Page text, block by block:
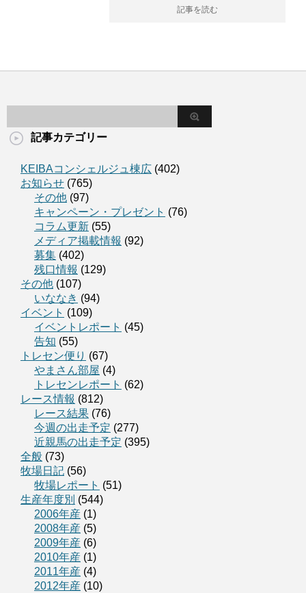
記事を読む
記事カテゴリー
KEIBAコンシェルジュ棟広 (402)
お知らせ (765)
その他 (97)
キャンペーン・プレゼント (76)
コラム更新 (55)
メディア掲載情報 (92)
募集 (402)
残口情報 (129)
その他 (107)
いななき (94)
イベント (109)
イベントレポート (45)
告知 (55)
トレセン便り (67)
やまさん部屋 (4)
トレセンレポート (62)
レース情報 (812)
レース結果 (76)
今週の出走予定 (277)
近親馬の出走予定 (395)
全般 (73)
牧場日記 (56)
牧場レポート (51)
生産年度別 (544)
2006年産 (1)
2008年産 (5)
2009年産 (6)
2010年産 (1)
2011年産 (4)
2012年産 (10)